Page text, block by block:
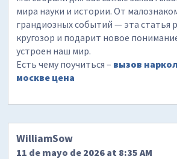
мира науки и истории. От
грандиозных событий — эта статья
кругозор и подарит новое
устроен наш мир.
Есть чему поучиться – вызов
москве цена
WilliamSow
11 de mayo de 2026 at 8:35 AM